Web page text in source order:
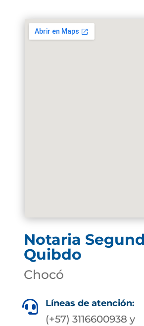
Notaria
Quibdo
Chocó
 Líneas de atención:
(+57) 3116600938 y